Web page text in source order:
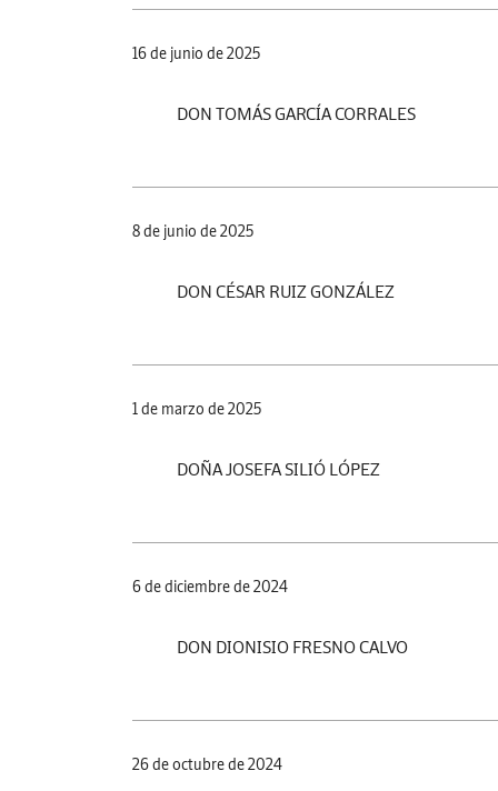
16 de junio de 2025
DON TOMÁS GARCÍA CORRALES
8 de junio de 2025
DON CÉSAR RUIZ GONZÁLEZ
1 de marzo de 2025
DOÑA JOSEFA SILIÓ LÓPEZ
6 de diciembre de 2024
DON DIONISIO FRESNO CALVO
26 de octubre de 2024